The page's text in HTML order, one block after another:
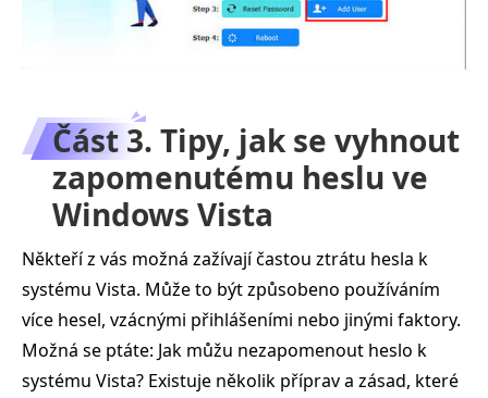
Část 3. Tipy, jak se vyhnout
zapomenutému heslu ve
Windows Vista
Někteří z vás možná zažívají častou ztrátu hesla k
systému Vista. Může to být způsobeno používáním
více hesel, vzácnými přihlášeními nebo jinými faktory.
Možná se ptáte: Jak můžu nezapomenout heslo k
systému Vista? Existuje několik příprav a zásad, které